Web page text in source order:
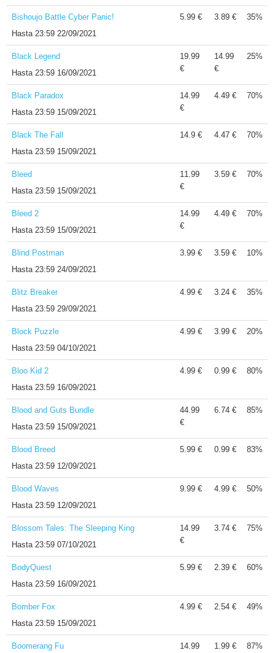
Bishoujo Battle Cyber Panic!
Hasta23:59 22/09/2021
5.99 € 3.89 € 35%
Black Legend
Hasta23:59 16/09/2021
19.99
€
14.99
€
25%
Black Paradox
Hasta23:59 15/09/2021
14.99
€
4.49 € 70%
Black The Fall
Hasta23:59 15/09/2021
14.9 € 4.47 € 70%
Bleed
Hasta23:59 15/09/2021
11.99
€
3.59 € 70%
Bleed 2
Hasta23:59 15/09/2021
14.99
€
4.49 € 70%
Blind Postman
Hasta23:59 24/09/2021
3.99 € 3.59 € 10%
Blitz Breaker
Hasta23:59 29/09/2021
4.99 € 3.24 € 35%
Block Puzzle
Hasta23:59 04/10/2021
4.99 € 3.99 € 20%
Bloo Kid 2
Hasta23:59 16/09/2021
4.99 € 0.99 € 80%
Blood and Guts Bundle
Hasta23:59 15/09/2021
44.99
€
6.74 € 85%
Blood Breed
Hasta23:59 12/09/2021
5.99 € 0.99 € 83%
Blood Waves
Hasta23:59 12/09/2021
9.99 € 4.99 € 50%
Blossom Tales: The Sleeping King
Hasta23:59 07/10/2021
14.99
€
3.74 € 75%
BodyQuest
Hasta23:59 16/09/2021
5.99 € 2.39 € 60%
Bomber Fox
Hasta23:59 15/09/2021
4.99 € 2.54 € 49%
Boomerang Fu
14.99
1.99 € 87%